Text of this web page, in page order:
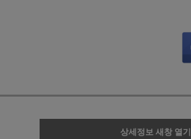
상세정보 새창 열기